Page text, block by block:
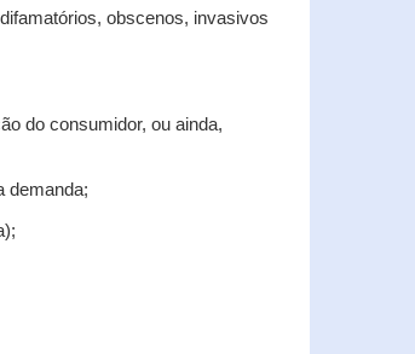
obscenos, invasivos
do consumidor, ou ainda,
demanda;